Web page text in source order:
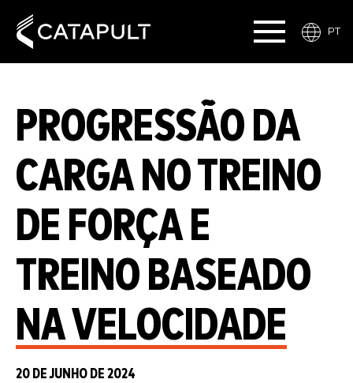
PT
PROGRESSÃO DA
CARGA NO TREINO
DE FORÇA E
TREINO BASEADO
NA VELOCIDADE
20 DE JUNHO DE 2024